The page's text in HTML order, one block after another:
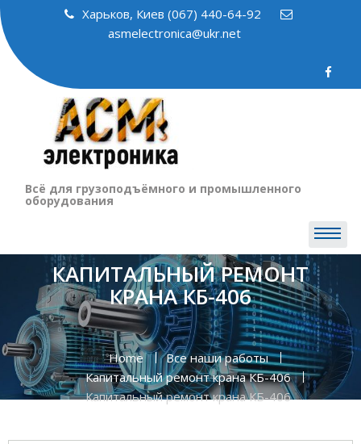
Skip
to
content
Харьков, Киев (067) 440-64-92
asmelectronica@ukr.net
Всё для грузоподъёмного и промышленного
оборудования
КАПИТАЛЬНЫЙ РЕМОНТ
КРАНА КБ-406
Home
Все наши работы
Капитальный ремонт крана КБ-406
Капитальный ремонт крана КБ-406